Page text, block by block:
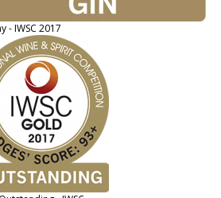
- IWSC 2017